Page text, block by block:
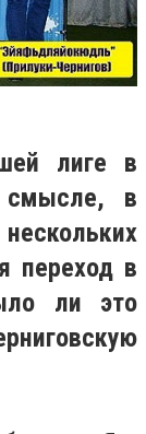
лиге в
в
переход в
ли это